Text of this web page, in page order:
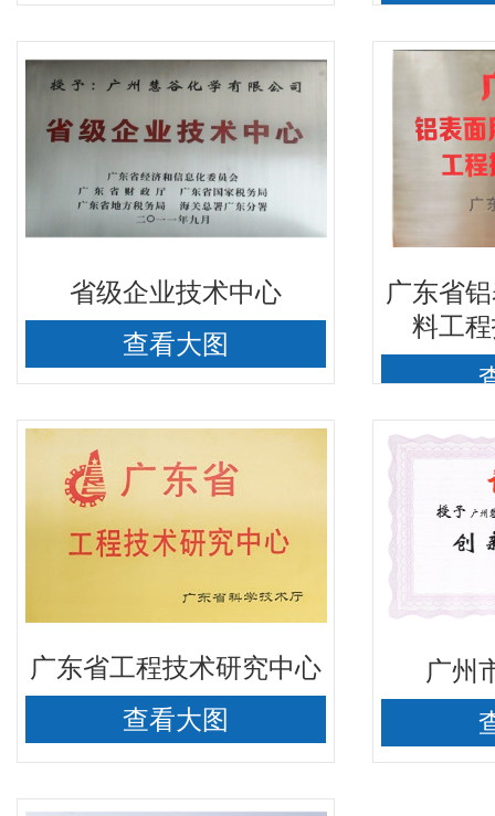
省级企业技术中心
查看大图
料工
广东省工程技术研究中心
查看大图
广州